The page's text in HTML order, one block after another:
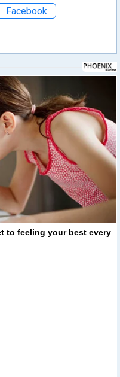
Facebook
to feeling your best every